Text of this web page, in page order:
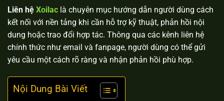
Liên hệ Xoilac là chuyên mục hướng dẫn người dùng cách
kết nối với nền tảng khi cần hỗ trợ kỹ thuật, phản hồi nội
dung hoặc trao đổi hợp tác. Thông qua các kênh liên hệ
chính thức như email và fanpage, người dùng có thể gửi
yêu cầu một cách rõ ràng và nhận phản hồi phù hợp.
Nội Dung Bài Viết